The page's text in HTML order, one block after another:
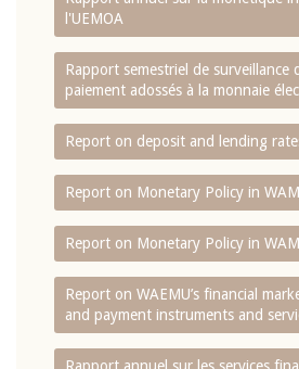
l'UEMOA
Rapport semestriel de surveillance
paiement adossés à la monnaie
Report on deposit and lending
Report on Monetary Policy in
Report on Monetary Policy in
Report on WAEMU’s financial
and payment instruments and